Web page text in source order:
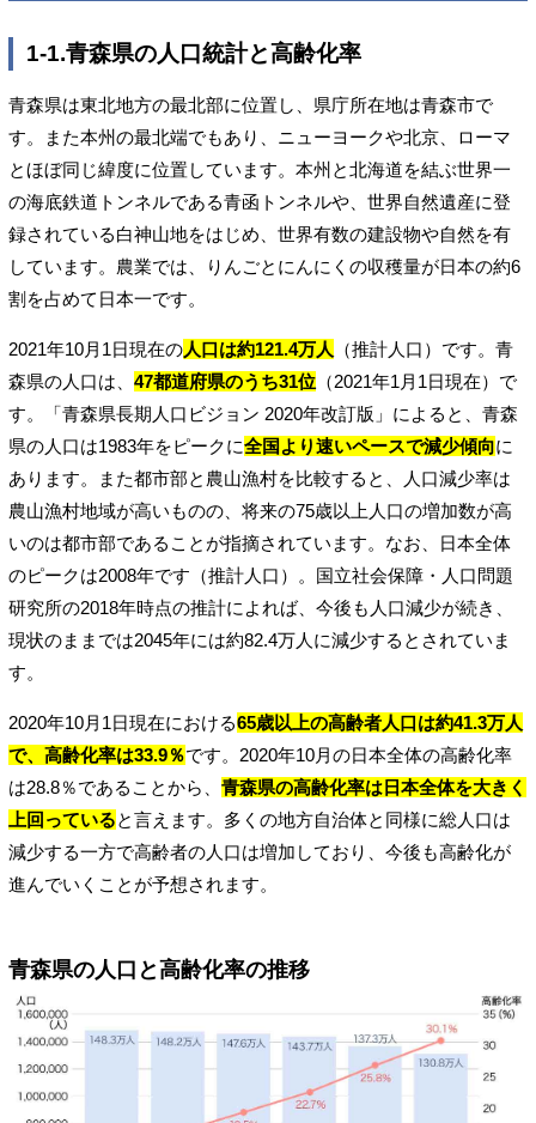
1-1.青森県の人口統計と高齢化率
青森県は東北地方の最北部に位置し、県庁所在地は青森市で
す。また本州の最北端でもあり、ニューヨークや北京、ローマ
とほぼ同じ緯度に位置しています。本州と北海道を結ぶ世界一
の海底鉄道トンネルである青函トンネルや、世界自然遺産に登
録されている白神山地をはじめ、世界有数の建設物や自然を有
しています。農業では、りんごとにんにくの収穫量が日本の約6
割を占めて日本一です。
2021年10月1日現在の人口は約121.4万人
（推計人口）です。青
森県の人口は、 47都道府県のうち31位 （2021年1月1日現在）で
す。「青森県長期人口ビジョン 2020年改訂版」によると、青森
県の人口は1983年をピークに全国より速いペースで減少傾向に
あります。また都市部と農山漁村を比較すると、人口減少率は
農山漁村地域が高いものの、将来の75歳以上人口の増加数が高
いのは都市部であることが指摘されています。なお、日本全体
のピークは2008年です（推計人口）。国立社会保障・人口問題
研究所の2018年時点の推計によれば、今後も人口減少が続き、
現状のままでは2045年には約82.4万人に減少するとされていま
す。
2020年10月1日現在における65歳以上の高齢者人口は約41.3万人
で、高齢化率は33.9％です。2020年10月の日本全体の高齢化率
は28.8％であることから、 青森県の高齢化率は日本全体を大きく
上回っていると言えます。多くの地方自治体と同様に総人口は
減少する一方で高齢者の人口は増加しており、今後も高齢化が
進んでいくことが予想されます。
青森県の人口と高齢化率の推移